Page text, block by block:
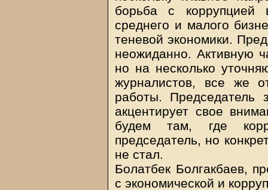
борьба с коррупцией
среднего и малого
теневой экономики.
неожиданно. Активную
но на несколько
журналистов, все же
работы. Председатель
акцентирует свое
будем там, где
председатель, но
не стал.
Болатбек Болгакбаев,
с экономической и